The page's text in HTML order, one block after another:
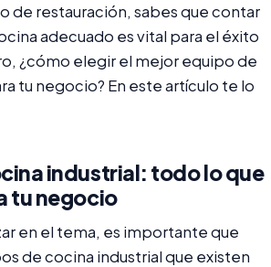
de restauración, sabes que contar
adecuado es vital para el éxito
¿cómo elegir el mejor equipo de
tu negocio? En este artículo te lo
industrial: todo lo que
tu negocio
en el tema, es importante que
de cocina industrial que existen